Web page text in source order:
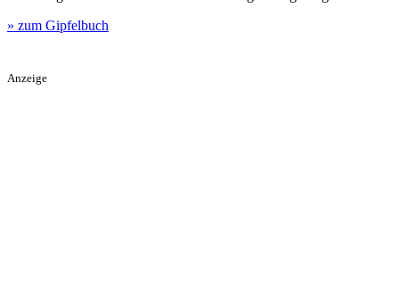
» zum Gipfelbuch
Anzeige